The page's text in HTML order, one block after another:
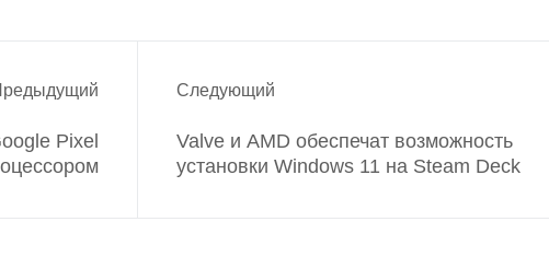
Pixel
Следующий
Valve и AMD обеспечат возможность
установки Windows 11 на Steam Deck